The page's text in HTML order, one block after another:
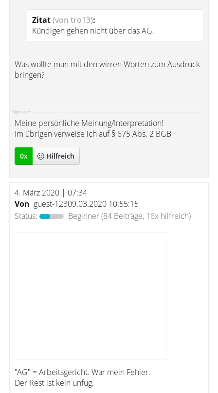
Zitat(von tro13):
Kündigen gehen nicht über das AG.
Was wollte man mit den wirren Worten zum Ausdruck
bringen?
Signatur:
Meine persönliche Meinung/Interpretation!
Im übrigen verweise ich auf § 675 Abs. 2 BGB
0x Hilfreich
4. März 2020 | 07:34
Von guest-12309.03.2020 10:55:15
Status:
Beginner(84 Beiträge, 16x hilfreich)
"AG" = Arbeitsgericht. War mein Fehler.
Der Rest ist kein unfug.